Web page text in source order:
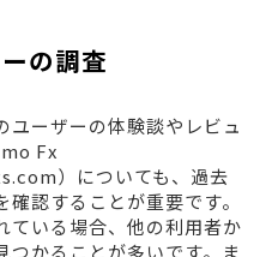
の調査
ユーザーの体験談やレビュ
Fx
）についても、過去
認することが重要です。
ている場合、他の利用者か
つかることが多いです。ま